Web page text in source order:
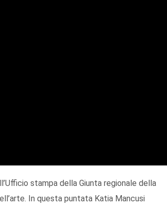
stampa della Giunta regionale della
In questa puntata Katia Mancusi